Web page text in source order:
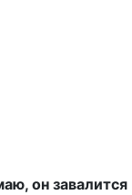
он завалится